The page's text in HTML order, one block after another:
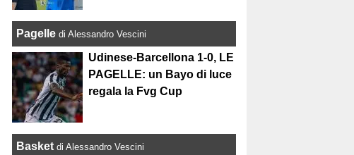
Pagelle di Alessandro Vescini
Udinese-Barcellona 1-0, LE
PAGELLE: un Bayo di luce
regala la Fvg Cup
Basket di Alessandro Vescini